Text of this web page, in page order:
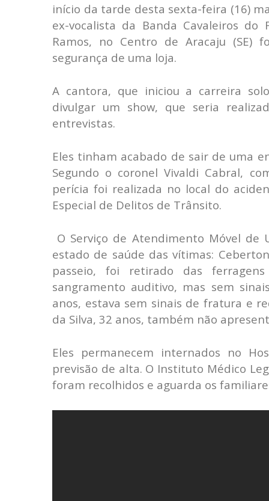
início da tarde desta sexta-feira (16)
ex-vocalista da Banda Cavaleiros
Ramos, no Centro de Aracaju (SE)
segurança de uma loja.
A cantora, que iniciou a carreira
divulgar um show, que seria
entrevistas.
Eles tinham acabado de sair de uma
Segundo o coronel Vivaldi Cabral,
perícia foi realizada no local do
Especial de Delitos de Trânsito.
O Serviço de Atendimento Móvel de
estado de saúde das vítimas:
passeio, foi retirado das
sangramento auditivo, mas sem
anos, estava sem sinais de fratura e
da Silva, 32 anos, também não
Eles permanecem internados no
previsão de alta. O Instituto Médico
foram recolhidos e aguarda os